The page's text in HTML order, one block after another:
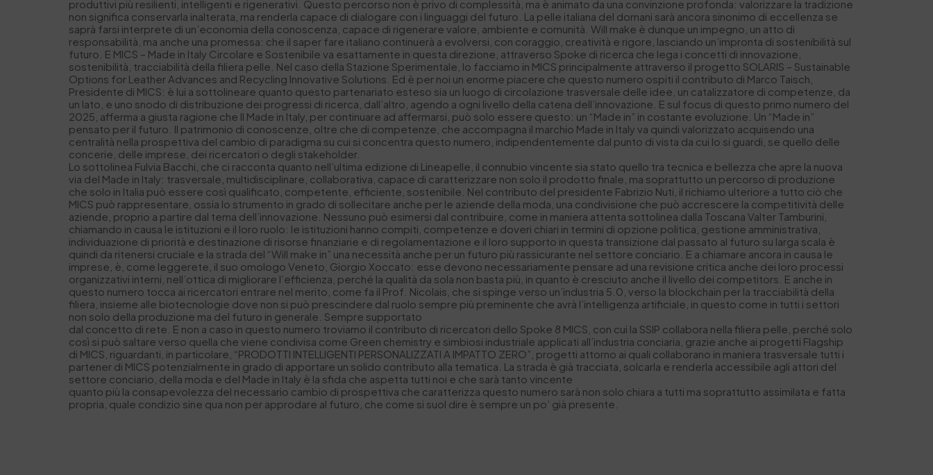
produttivi più resilienti, intelligenti e rigenerativi. Questo percorso non è privo di complessità, ma è animato da una convinzione profonda: valorizzare la tradizione
non significa conservarla inalterata, ma renderla capace di dialogare con i linguaggi del futuro. La pelle italiana del domani sarà ancora sinonimo di eccellenza se
saprà farsi interprete di un’economia della conoscenza, capace di rigenerare valore, ambiente e comunità. Will make è dunque un impegno, un atto di
responsabilità, ma anche una promessa: che il saper fare italiano continuerà a evolversi, con coraggio, creatività e rigore, lasciando un’impronta di sostenibilità sul
futuro. E MICS – Made in Italy Circolare e Sostenibile va esattamente in questa direzione, attraverso Spoke di ricerca che lega i concetti di innovazione,
sostenibilità, tracciabilità della filiera pelle. Nel caso della Stazione Sperimentale, lo facciamo in MICS principalmente attraverso il progetto SOLARIS – Sustainable
Options for Leather Advances and Recycling Innovative Solutions. Ed è per noi un enorme piacere che questo numero ospiti il contributo di Marco Taisch,
Presidente di MICS: è lui a sottolineare quanto questo partenariato esteso sia un luogo di circolazione trasversale delle idee, un catalizzatore di competenze, da
un lato, e uno snodo di distribuzione dei progressi di ricerca, dall’altro, agendo a ogni livello della catena dell’innovazione. E sul focus di questo primo numero del
2025, afferma a giusta ragione che Il Made in Italy, per continuare ad affermarsi, può solo essere questo: un “Made in” in costante evoluzione. Un “Made in”
pensato per il futuro. Il patrimonio di conoscenze, oltre che di competenze, che accompagna il marchio Made in Italy va quindi valorizzato acquisendo una
centralità nella prospettiva del cambio di paradigma su cui si concentra questo numero, indipendentemente dal punto di vista da cui lo si guardi, se quello delle
concerie, delle imprese, dei ricercatori o degli stakeholder.
Lo sottolinea Fulvia Bacchi, che ci racconta quanto nell’ultima edizione di Lineapelle, il connubio vincente sia stato quello tra tecnica e bellezza che apre la nuova
via del Made in Italy: trasversale, multidisciplinare, collaborativa, capace di caratterizzare non solo il prodotto finale, ma soprattutto un percorso di produzione
che solo in Italia può essere così qualificato, competente, efficiente, sostenibile. Nel contributo del presidente Fabrizio Nuti, il richiamo ulteriore a tutto ciò che
MICS può rappresentare, ossia lo strumento in grado di sollecitare anche per le aziende della moda, una condivisione che può accrescere la competitività delle
aziende, proprio a partire dal tema dell’innovazione. Nessuno può esimersi dal contribuire, come in maniera attenta sottolinea dalla Toscana Valter Tamburini,
chiamando in causa le istituzioni e il loro ruolo: le istituzioni hanno compiti, competenze e doveri chiari in termini di opzione politica, gestione amministrativa,
individuazione di priorità e destinazione di risorse finanziarie e di regolamentazione e il loro supporto in questa transizione dal passato al futuro su larga scala è
quindi da ritenersi cruciale e la strada del “Will make in” una necessità anche per un futuro più rassicurante nel settore conciario. E a chiamare ancora in causa le
imprese, è, come leggerete, il suo omologo Veneto, Giorgio Xoccato: esse devono necessariamente pensare ad una revisione critica anche dei loro processi
organizzativi interni, nell’ottica di migliorare l’efficienza, perché la qualità da sola non basta più, in quanto è cresciuto anche il livello dei competitors. E anche in
questo numero tocca ai ricercatori entrare nel merito, come fa il Prof. Nicolais, che si spinge verso un’industria 5.0, verso la blockchain per la tracciabilità della
filiera, insieme alle biotecnologie dove non si può prescindere dal ruolo sempre più preminente che avrà l’intelligenza artificiale, in questo come in tutti i settori
non solo della produzione ma del futuro in generale. Sempre supportato
dal concetto di rete. E non a caso in questo numero troviamo il contributo di ricercatori dello Spoke 8 MICS, con cui la SSIP collabora nella filiera pelle, perché solo
così si può saltare verso quella che viene condivisa come Green chemistry e simbiosi industriale applicati all’industria conciaria, grazie anche ai progetti Flagship
di MICS, riguardanti, in particolare, “PRODOTTI INTELLIGENTI PERSONALIZZATI A IMPATTO ZERO”, progetti attorno ai quali collaborano in maniera trasversale tutti i
partener di MICS potenzialmente in grado di apportare un solido contributo alla tematica. La strada è già tracciata, solcarla e renderla accessibile agli attori del
settore conciario, della moda e del Made in Italy è la sfida che aspetta tutti noi e che sarà tanto vincente
quanto più la consapevolezza del necessario cambio di prospettiva che caratterizza questo numero sarà non solo chiara a tutti ma soprattutto assimilata e fatta
propria, quale condizio sine qua non per approdare al futuro, che come si suol dire è sempre un po’ già presente.